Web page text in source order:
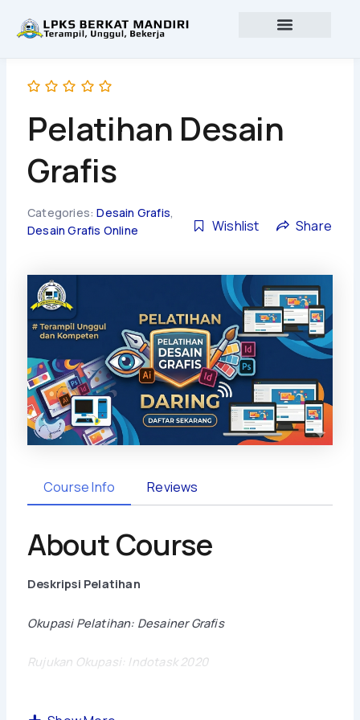
Pelatihan Desain
Grafis
Categories:Desain Grafis,
Desain Grafis Online
Wishlist Share
Course Info Reviews
About Course
Deskripsi Pelatihan
Okupasi Pelatihan: Desainer Grafis
Rujukan Okupasi: Indotask 2020